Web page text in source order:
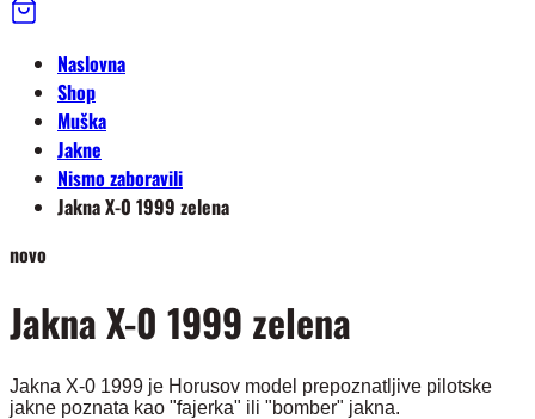
Naslovna
Shop
Muška
Jakne
Nismo zaboravili
Jakna X-0 1999 zelena
novo
Jakna X-0 1999 zelena
Jakna X-0 1999 je Horusov model prepoznatljive pilotske
jakne poznata kao "fajerka" ili "bomber" jakna.